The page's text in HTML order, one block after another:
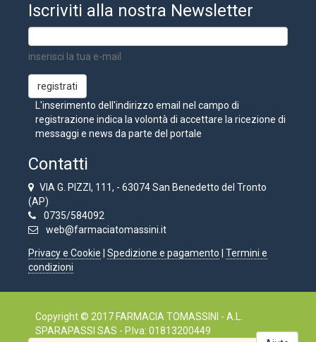
Iscriviti alla nostra Newsletter
inserisci la tua e-mail
L'inserimento dell'indirizzo email nel campo di
registrazione indica la volontà di accettare la ricezione di
messaggi e news da parte del portale
Contatti
VIA G. PIZZI, 111, - 63074 San Benedetto del Tronto
(AP)
0735/584092
web@farmaciatomassini.it
Privacy e Cookie Spedizione e pagamento
Termini e
condizioni
Copyright © 2017 FARMACIA TOMASSINI - A.L.
SPARAPASSI SAS - P.Iva: 01813200449